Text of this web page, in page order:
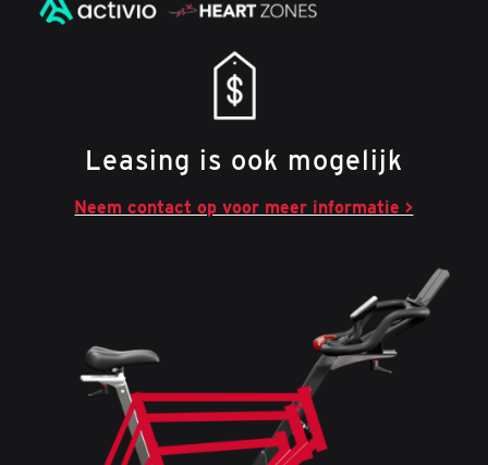
Leasing is ook mogelijk
Neem contact op voor meer informatie >